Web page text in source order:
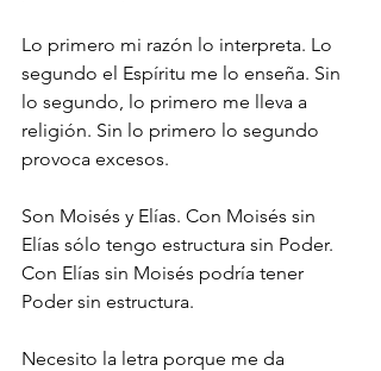
Lo primero mi razón lo interpreta. Lo
segundo el Espíritu me lo enseña. Sin
lo segundo, lo primero me lleva a
religión. Sin lo primero lo segundo
provoca excesos.
Son Moisés y Elías. Con Moisés sin
Elías sólo tengo estructura sin Poder.
Con Elías sin Moisés podría tener
Poder sin estructura.
Necesito la letra porque me da